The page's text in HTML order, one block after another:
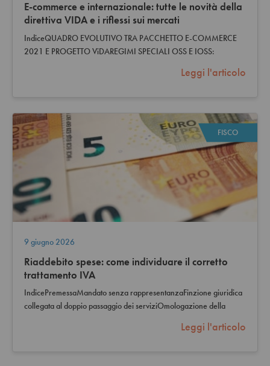
E-commerce e internazionale: tutte le novità della
direttiva VIDA e i riflessi sui mercati
IndiceQUADRO EVOLUTIVO TRA PACCHETTO E-COMMERCE
2021 E PROGETTO ViDAREGIMI SPECIALI OSS E IOSS:
Leggi l'articolo
FISCO
9 giugno 2026
Riaddebito spese: come individuare il corretto
trattamento IVA
IndicePremessaMandato senza rappresentanzaFinzione giuridica
collegata al doppio passaggio dei serviziOmologazione della
Leggi l'articolo